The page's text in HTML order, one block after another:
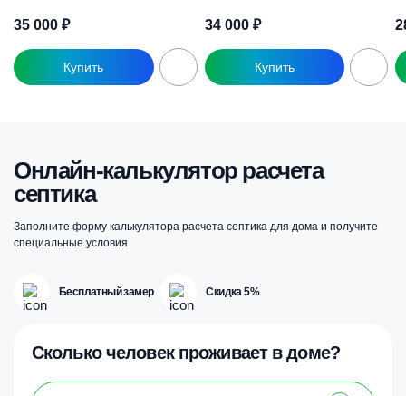
35 000 ₽ 34 000 ₽
Онлайн-калькулятор расчета
септика
Заполните форму калькулятора расчета септика для дома и получите
специальные условия
Бесплатный замер Скидка 5%
Сколько человек проживает в доме?